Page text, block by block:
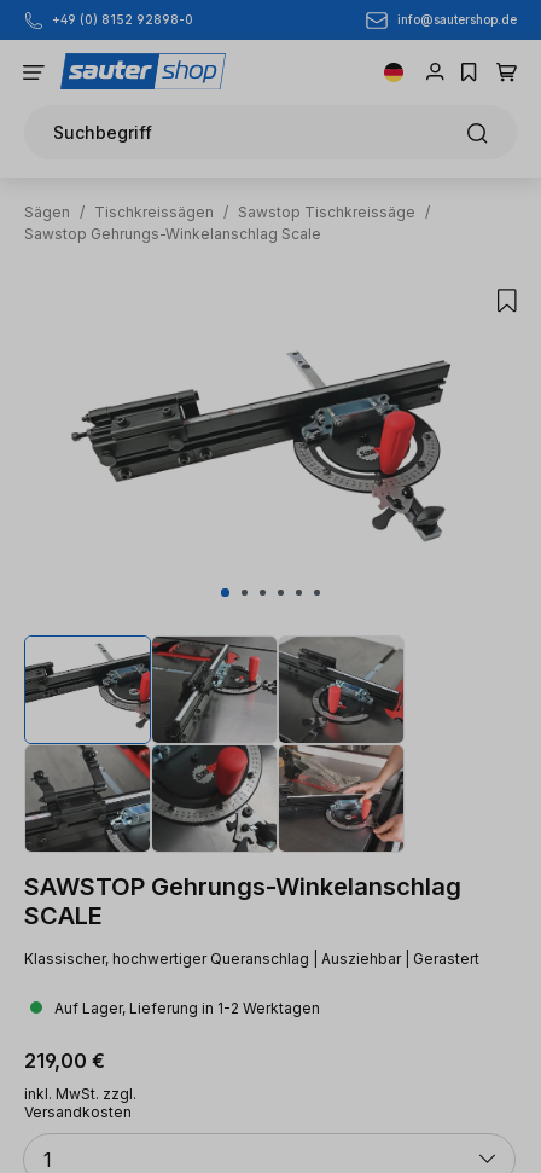
Zum Hauptinhalt springen
+49 (0) 8152 92898-0 info@sautershop.de
Suchbegriff
Sägen / Tischkreissägen / Sawstop Tischkreissäge
/
Sawstop Gehrungs-Winkelanschlag Scale
SAWSTOP Gehrungs-Winkelanschlag
SCALE
Klassischer, hochwertiger Queranschlag | Ausziehbar | Gerastert
Auf Lager, Lieferung in 1-2 Werktagen
Regulärer Preis:
219,00 €
inkl. MwSt. zzgl.
Versandkosten
Anzahl
1